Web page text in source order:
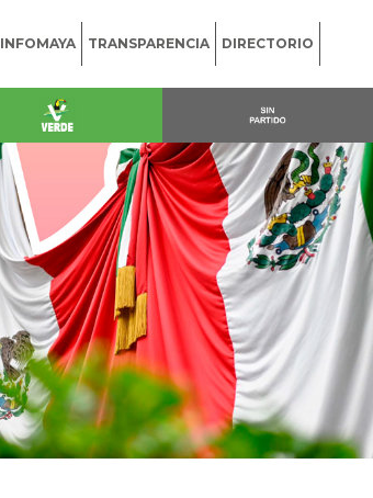
INFOMAYA TRANSPARENCIA DIRECTORIO